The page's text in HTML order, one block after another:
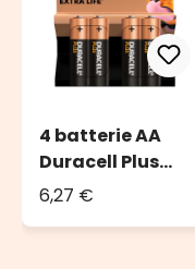
4 batterie AA
Duracell Plus
Power
6,27 €